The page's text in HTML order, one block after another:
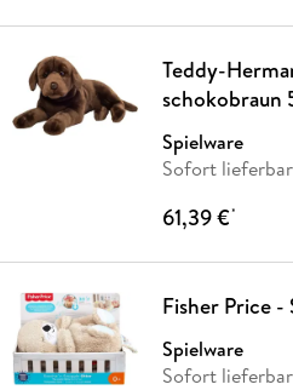
Teddy-
schokobraun
Spielware
Sofort lieferbar
61,39 €*
Fisher Price
Spielware
Sofort lieferbar